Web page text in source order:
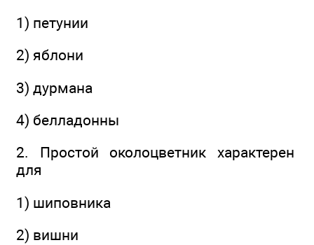
1) петунии
2) яблони
3) дурмана
4) белладонны
2. Простой околоцветник характерен
для
1) шиповника
2) вишни